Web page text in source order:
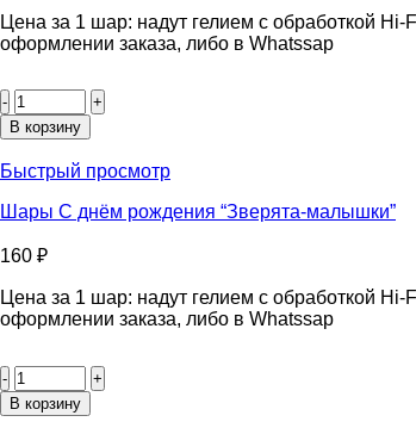
Цена за 1 шар: надут гелием с обработкой
оформлении заказа, либо в Whatssap
товара
Шары
днём
“Зверюшки”
В корзину
Быстрый просмотр
Шары С днём рождения “Зверята-малышки”
160 ₽
Цена за 1 шар: надут гелием с обработкой
оформлении заказа, либо в Whatssap
товара
Шары
С
В корзину